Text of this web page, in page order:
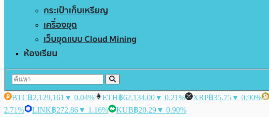
กระเป๋าเก็บเหรียญ
เครื่องขุด
เว็บขุดแบบ Cloud Mining
ห้องเรียน
BTC฿2,129,161 ▼ 0.04% ETH฿62,134.00▼ 0.21% XRP฿35.75▼ 0.90%
2.71%
LINK฿272.86▼ 1.16% KUB฿20.29▼ 0.90%